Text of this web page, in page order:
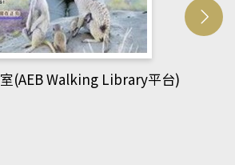
網管人(kono平台)